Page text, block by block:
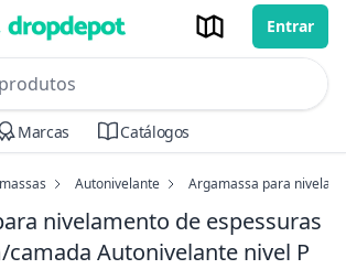
Entrar
no header
Marcas Catálogos
Autonivelante Argamassa para
nivelamento de espessuras
camada Autonivelante nivel P